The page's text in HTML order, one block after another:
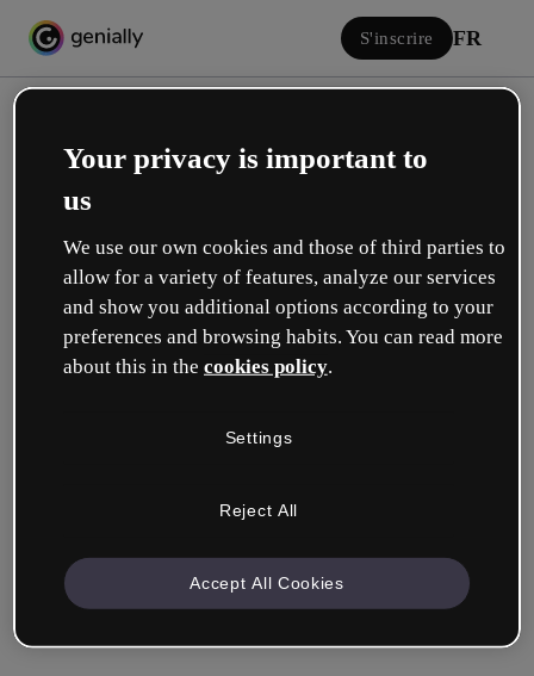
S'inscrire FR
Se connecter
Connectez-vous avec Google
Se souvenir de moi Vous avez oublié votre mot de passe ?
Your privacy is important to
us
We use our own cookies and those of third parties to
allow for a variety of features, analyze our services
and show you additional options according to your
preferences and browsing habits. You can read more
about this in the cookies policy.
Settings
Reject All
Accept All Cookies